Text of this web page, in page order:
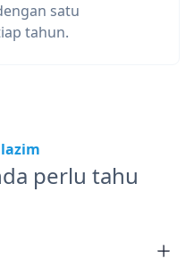
satu
tahun.
perlu tahu